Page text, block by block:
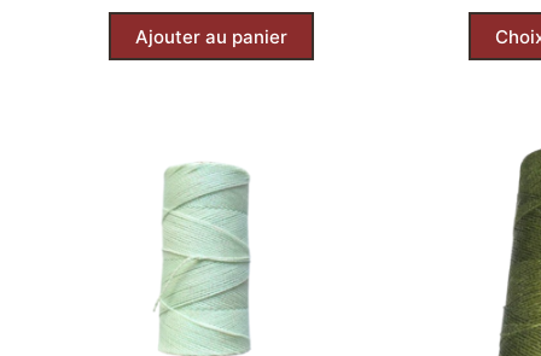
Ajouter au panier